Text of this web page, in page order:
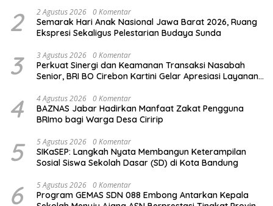
2 2 Agustus 2026 0 Komentar
Semarak Hari Anak Nasional Jawa Barat 2026, Ruang
Ekspresi Sekaligus Pelestarian Budaya Sunda
3 3 Agustus 2026 0 Komentar
Perkuat Sinergi dan Keamanan Transaksi Nasabah
Senior, BRI BO Cirebon Kartini Gelar Apresiasi Layanan
4 4 Agustus 2026 0 Komentar
BAZNAS Jabar Hadirkan Manfaat Zakat Pengguna
BRImo bagi Warga Desa Ciririp
5 5 Agustus 2026 0 Komentar
SIKaSEP: Langkah Nyata Membangun Keterampilan
Sosial Siswa Sekolah Dasar (SD) di Kota Bandung
6 5 Agustus 2026 0 Komentar
Program GEMAS SDN 088 Embong Antarkan Kepala